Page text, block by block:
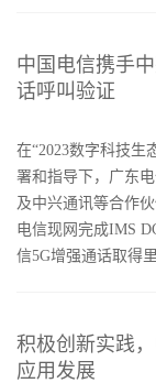
中国电信携手
话呼叫验证
在“2023数字科技生
署和指导下，广东
及中兴通讯等合作
电信现网完成IMS
信5G增强通话取得
积极创新实践
应用发展